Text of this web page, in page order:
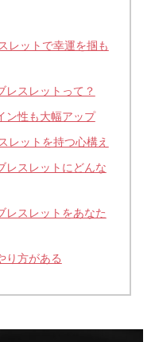
レットで幸運を掴も
レスレットって？
ン性も大幅アップ
レットを持つ心構え
レスレットにどんな
レスレットをあなた
り方がある